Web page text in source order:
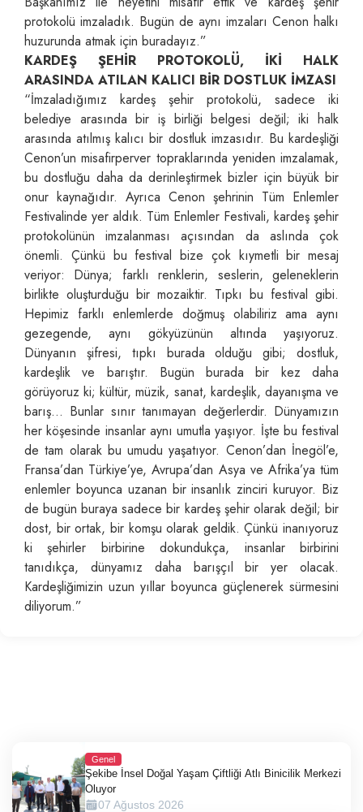
protokolü imzaladık. Bugün de aynı imzaları Cenon halkı
huzurunda atmak için buradayız.”
KARDEŞ ŞEHİR PROTOKOLÜ, İKİ HALK
ARASINDA ATILAN KALICI BİR DOSTLUK İMZASI
“İmzaladığımız kardeş şehir protokolü, sadece iki
belediye arasında bir iş birliği belgesi değil; iki halk
arasında atılmış kalıcı bir dostluk imzasıdır. Bu kardeşliği
Cenon’un misafirperver topraklarında yeniden imzalamak,
bu dostluğu daha da derinleştirmek bizler için büyük bir
onur kaynağıdır. Ayrıca Cenon şehrinin Tüm Enlemler
Festivalinde yer aldık. Tüm Enlemler Festivali, kardeş şehir
protokolünün imzalanması açısından da aslında çok
önemli. Çünkü bu festival bize çok kıymetli bir mesaj
veriyor: Dünya; farklı renklerin, seslerin, geleneklerin
birlikte oluşturduğu bir mozaiktir. Tıpkı bu festival gibi.
Hepimiz farklı enlemlerde doğmuş olabiliriz ama aynı
gezegende, aynı gökyüzünün altında yaşıyoruz.
Dünyanın şifresi, tıpkı burada olduğu gibi; dostluk,
kardeşlik ve barıştır. Bugün burada bir kez daha
görüyoruz ki; kültür, müzik, sanat, kardeşlik, dayanışma ve
barış… Bunlar sınır tanımayan değerlerdir. Dünyamızın
her köşesinde insanlar aynı umutla yaşıyor. İşte bu festival
de tam olarak bu umudu yaşatıyor. Cenon’dan İnegöl’e,
Fransa’dan Türkiye’ye, Avrupa’dan Asya ve Afrika’ya tüm
enlemler boyunca uzanan bir insanlık zinciri kuruyor. Biz
de bugün buraya sadece bir kardeş şehir olarak değil; bir
dost, bir ortak, bir komşu olarak geldik. Çünkü inanıyoruz
ki şehirler birbirine dokundukça, insanlar birbirini
tanıdıkça, dünyamız daha barışçıl bir yer olacak.
Kardeşliğimizin uzun yıllar boyunca güçlenerek sürmesini
diliyorum.”
Genel
Şekibe İnsel Doğal Yaşam Çiftliği Atlı Binicilik Merkezi
Oluyor
07 Ağustos 2026